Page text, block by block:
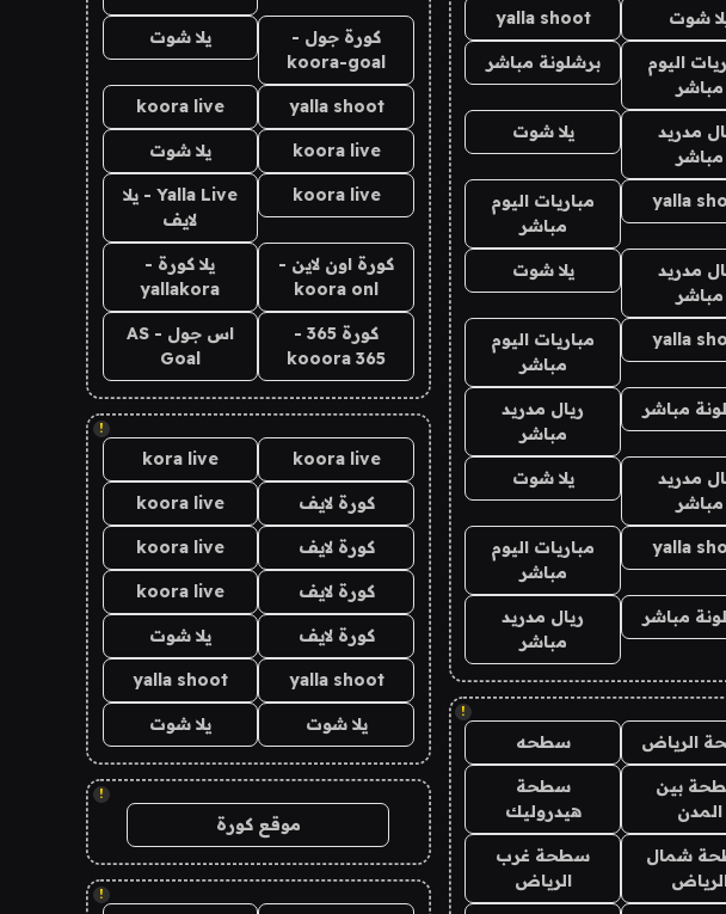
شوت yalla shoot
اليوم
مباشر
برشلونة مباشر
مدريد
مباشر
يلا شوت
yalla
مباريات اليوم
مباشر
مدريد
مباشر
يلا شوت
yalla
مباريات اليوم
مباشر
مباشر
ريال مدريد
مباشر
مدريد
مباشر
يلا شوت
yalla
مباريات اليوم
مباشر
مباشر
ريال مدريد
مباشر
!
الرياض سطحه
بين
المدن
سطحة
هيدروليك
شمال
سطحة غرب
الرياض
كورة جول -
koora-goal
يلا شوت
yalla shoot
koora live
koora live يلا شوت
koora live
Yalla Live - يلا
لايف
كورة اون لاين -
koora onl
يلا كورة -
yallakora
كورة 365 -
kooora 365
اس جول - AS
Goal
!
koora live
kora live
كورة لايف koora live
كورة لايف koora live
كورة لايف koora live
كورة لايف يلا شوت
yalla shoot
yalla shoot
يلا شوت يلا شوت
!
موقع كورة
!